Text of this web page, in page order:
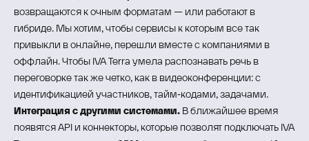
возвращаются к очным форматам — или работают в
гибриде. Мы хотим, чтобы сервисы к которым все так
привыкли в онлайне, перешли вместе с компаниями в
оффлайн. Чтобы IVA Terra умела распознавать речь в
переговорке так же четко, как в видеоконференции: с
идентификацией участников, тайм‑кодами, задачами.
Интеграция с другими системами. В ближайшее время
появятся API и коннекторы, которые позволят подключать IVA